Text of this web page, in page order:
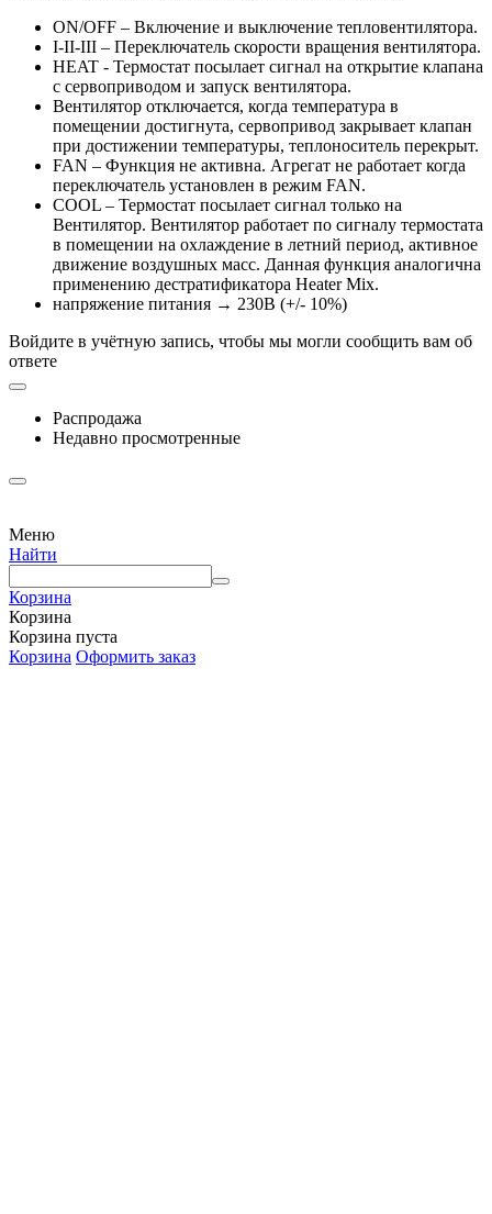
ON/OFF – Включение и выключение тепловентилятора.
I-II-III – Переключатель скорости вращения вентилятора.
HEAT - Термостат посылает сигнал на открытие клапана
с сервоприводом и запуск вентилятора.
Вентилятор отключается, когда температура в
помещении достигнута, сервопривод закрывает клапан
при достижении температуры, теплоноситель перекрыт.
FAN – Функция не активна. Агрегат не работает когда
переключатель установлен в режим FAN.
COOL – Термостат посылает сигнал только на
Вентилятор. Вентилятор работает по сигналу термостата
в помещении на охлаждение в летний период, активное
движение воздушных масс. Данная функция аналогична
применению дестратификатора Heater Mix.
напряжение питания → 230В (+/- 10%)
Войдите в учётную запись, чтобы мы могли сообщить вам об
ответе
Распродажа
Недавно просмотренные
Меню
Найти
Корзина
Корзина
Корзина пуста
Корзина Оформить заказ